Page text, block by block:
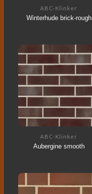
ABC-Klinker
Winterhude brick-rough
ABC-Klinker
Aubergine smooth